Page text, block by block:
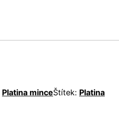
Platina minceŠtítek: Platina